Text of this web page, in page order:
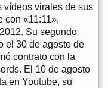
vídeos virales de sus
con «11:11»,
Su segundo
el 30 de agosto de
contrato con la
El 10 de agosto
en Youtube, su